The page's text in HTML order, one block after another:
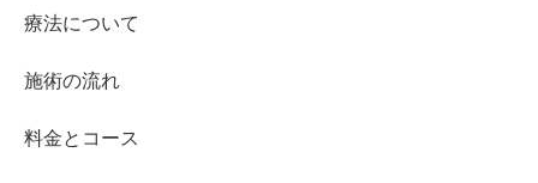
療法について
施術の流れ
料金とコース